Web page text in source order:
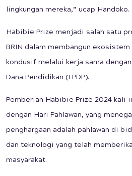
lingkungan mereka,” ucap Handoko.
Habibie Prize menjadi salah satu
BRIN dalam membangun
kondusif melalui kerja sama
Dana Pendidikan (LPDP).
Pemberian Habibie Prize 2024 kali
dengan Hari Pahlawan, yang
penghargaan adalah pahlawan di
dan teknologi yang telah
masyarakat.